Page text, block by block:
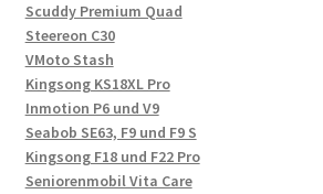
Scuddy Premium Quad
Steereon C30
VMoto Stash
Kingsong KS18XL Pro
Inmotion P6 und V9
Seabob SE63, F9 und F9 S
Kingsong F18 und F22 Pro
Seniorenmobil Vita Care